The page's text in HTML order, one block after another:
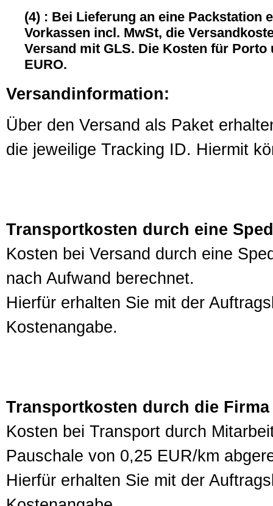
(4) : Bei Lieferung an eine Packstation
Vorkassen incl. MwSt, die
Versand mit GLS. Die Kosten für
EURO.
Versandinformation:
Über den Versand als Paket
die jeweilige Tracking ID. Hiermit
Transportkosten durch eine
Kosten bei Versand durch eine
nach Aufwand berechnet.
Hierfür erhalten Sie mit der
Kostenangabe.
Transportkosten durch die
Kosten bei Transport durch
Pauschale von 0,25 EUR/km
Hierfür erhalten Sie mit der